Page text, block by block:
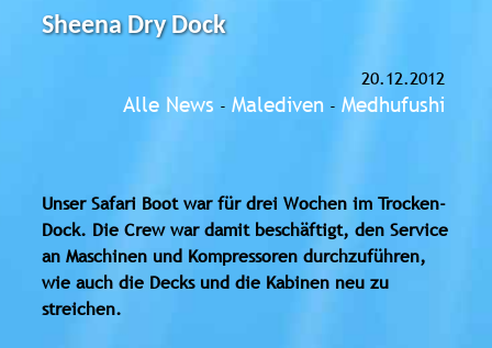
Sheena Dry Dock
20.12.2012
Alle News - Malediven - Medhufushi
Unser Safari Boot war für drei Wochen im Trocken-
Dock. Die Crew war damit beschäftigt, den Service
an Maschinen und Kompressoren durchzuführen,
wie auch die Decks und die Kabinen neu zu
streichen.